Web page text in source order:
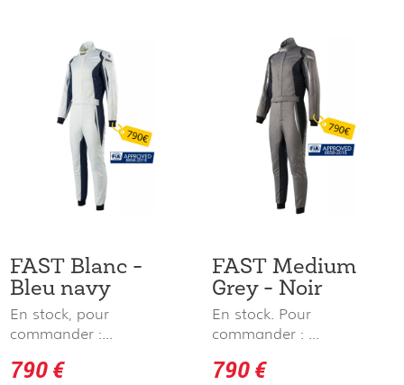
FAST Blanc -
Bleu navy
En stock, pour
commander :...
790 €
FAST Medium
Grey - Noir
En stock. Pour
commander : ...
790 €